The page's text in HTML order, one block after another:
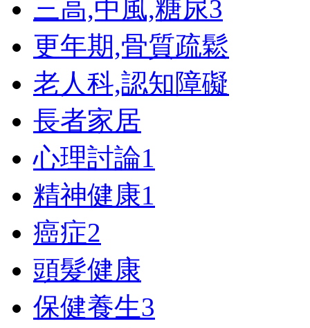
三高,中風,糖尿3
更年期,骨質疏鬆
老人科,認知障礙
長者家居
心理討論1
精神健康1
癌症2
頭髮健康
保健養生3